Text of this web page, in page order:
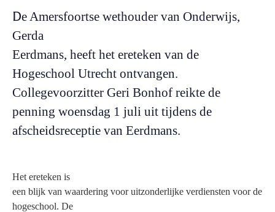
De Amersfoortse wethouder van Onderwijs,
Gerda
Eerdmans, heeft het ereteken van de
Hogeschool Utrecht ontvangen.
Collegevoorzitter Geri Bonhof reikte de
penning woensdag 1 juli uit tijdens de
afscheidsreceptie van Eerdmans.
Het ereteken is
een blijk van waardering voor uitzonderlijke verdiensten voor de
hogeschool. De